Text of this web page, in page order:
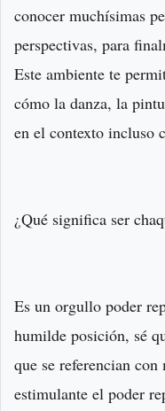
conocer muchísimas
perspectivas, para
Este ambiente te
cómo la danza, la
en el contexto incluso
¿Qué significa ser
Es un orgullo poder
humilde posición, sé
que se referencian
estimulante el poder